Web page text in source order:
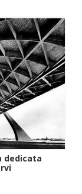
dedicata